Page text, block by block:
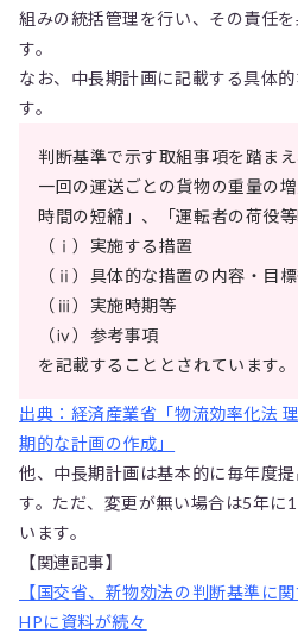
組みの統括管理を行い、その責任
す。
なお、中長期計画に記載する具体
す。
判断基準で示す取組事項を踏ま
一回の運送ごとの貨物の重量の
時間の短縮」、「運転者の荷役
（ⅰ）実施する措置
（ⅱ）具体的な措置の内容・目
（ⅲ）実施時期等
（ⅳ）参考事項
を記載することとされています。
出典：経済産業省「物流効率化法
期的な計画の作成」
他、中長期計画は基本的に毎年度
す。ただ、変更が無い場合は5年に
います。
【関連記事】
【国交省、新物効法の判断基準に
HPに資料が続々